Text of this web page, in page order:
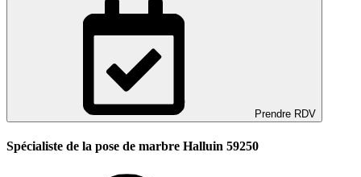
Prendre RDV
Spécialiste de la pose de marbre Halluin 59250